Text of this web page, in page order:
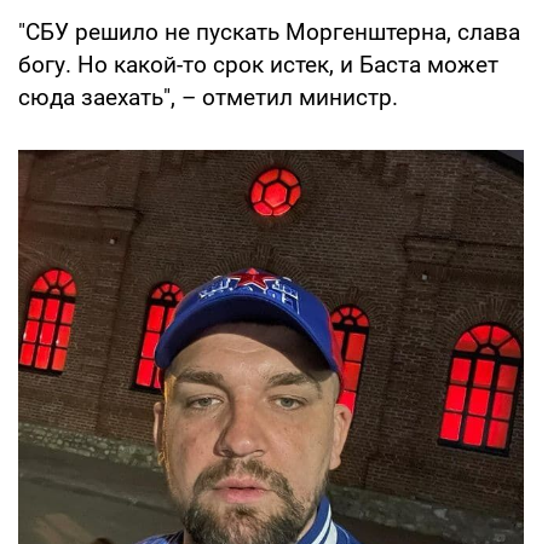
"СБУ решило не пускать Моргенштерна, слава
богу. Но какой-то срок истек, и Баста может
сюда заехать", – отметил министр.